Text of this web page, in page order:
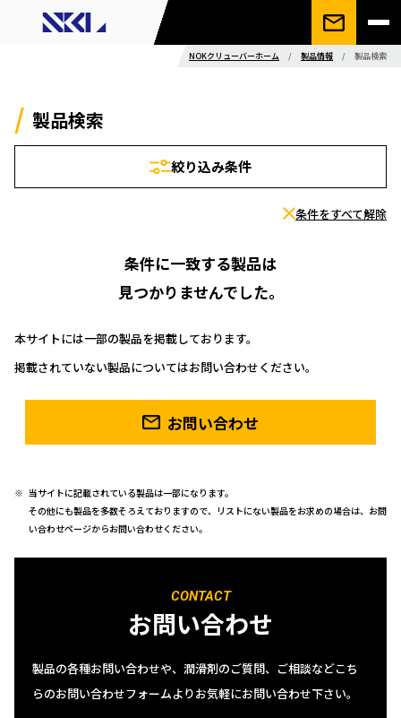
NOKクリューバーホーム / 製品情報 / 製品検索
製品検索
絞り込み条件
条件をすべて解除
条件に一致する製品は
見つかりませんでした。
本サイトには一部の製品を掲載しております。
掲載されていない製品についてはお問い合わせください。
お問い合わせ
当サイトに記載されている製品は一部になります。
その他にも製品を多数そろえておりますので、リストにない製品をお求めの場合は、お問
い合わせページからお問い合わせください。
CONTACT
お問い合わせ
製品の各種お問い合わせや、潤滑剤のご質問、ご相談などこち
らのお問い合わせフォームよりお気軽にお問い合わせ下さい。